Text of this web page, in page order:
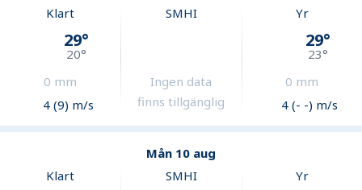
Klart
29°
20°
0 mm
4 (9) m/s
SMHI
Ingen data
finns tillgänglig
Yr
29°
23°
0 mm
4 (- -) m/s
Mån 10 aug
Klart
SMHI Yr